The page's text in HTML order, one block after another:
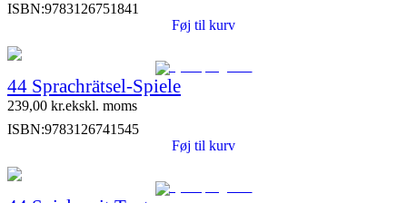
ISBN:9783126751841
Føj til kurv
44 Sprachrätsel-Spiele
239,00 kr.ekskl. moms
ISBN:9783126741545
Føj til kurv